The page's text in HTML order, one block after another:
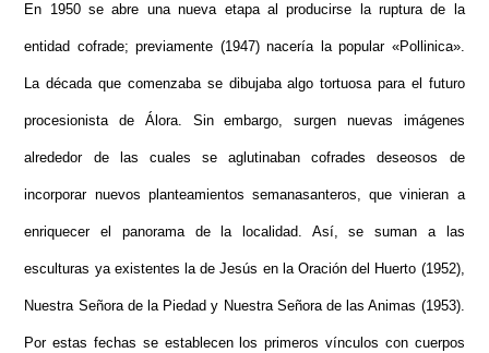
En 1950 se abre una nueva etapa al producirse la ruptura de la
entidad cofrade; previamente (1947) nacería la popular «Pollinica».
La década que comenzaba se dibujaba algo tortuosa para el futuro
procesionista de Álora. Sin embargo, surgen nuevas imágenes
alrededor de las cuales se aglutinaban cofrades deseosos de
incorporar nuevos planteamientos semanasanteros, que vinieran a
enriquecer el panorama de la localidad. Así, se suman a las
esculturas ya existentes la de Jesús en la Oración del Huerto (1952),
Nuestra Señora de la Piedad y Nuestra Señora de las Animas (1953).
Por estas fechas se establecen los primeros vínculos con cuerpos